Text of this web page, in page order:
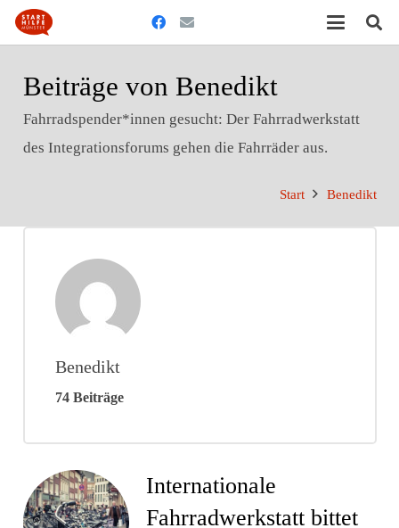
Beiträge von Benedikt
Fahrradspender*innen gesucht: Der Fahrradwerkstatt
des Integrationsforums gehen die Fahrräder aus.
Start Benedikt
Benedikt
74 Beiträge
Internationale
Fahrradwerkstatt bittet